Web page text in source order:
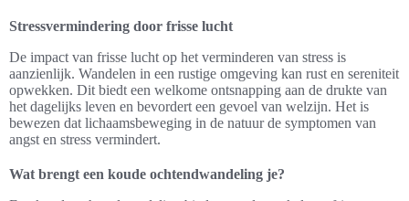
Stressvermindering door frisse lucht
De impact van frisse lucht op het verminderen van stress is
aanzienlijk. Wandelen in een rustige omgeving kan rust en sereniteit
opwekken. Dit biedt een welkome ontsnapping aan de drukte van
het dagelijks leven en bevordert een gevoel van welzijn. Het is
bewezen dat lichaamsbeweging in de natuur de symptomen van
angst en stress vermindert.
Wat brengt een koude ochtendwandeling je?